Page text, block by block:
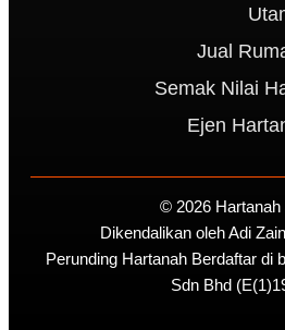
Jual
Semak Nilai
Ejen
© 2026 Hartanah
Dikendalikan oleh Adi
Perunding Hartanah Berdaftar di
Sdn Bhd